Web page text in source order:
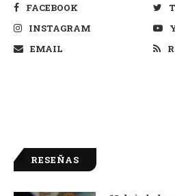
FACEBOOK
INSTAGRAM
EMAIL
RESEÑAS